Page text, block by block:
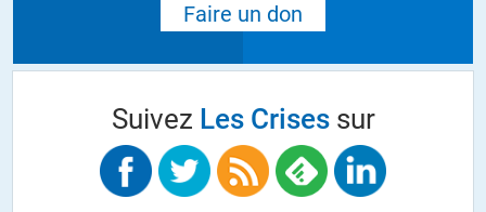
Faire un don
Suivez Les Crisessur